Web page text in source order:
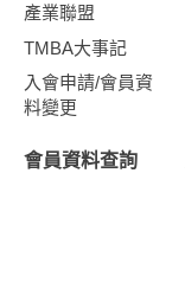
產業聯盟
TMBA大事記
入會申請/會員資
料變更
會員資料查詢